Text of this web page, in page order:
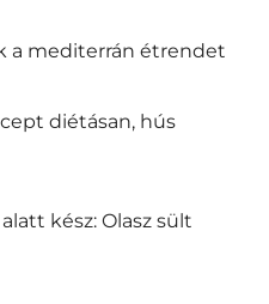
a mediterrán étrendet
diétásan, hús
kész: Olasz sült